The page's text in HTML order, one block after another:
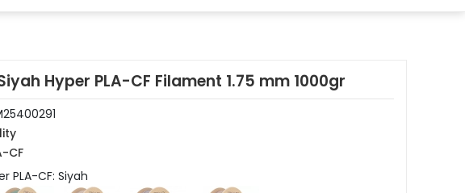
Hyper PLA-CF Filament 1.75 mm 1000gr
CF
PLA-CF: Siyah